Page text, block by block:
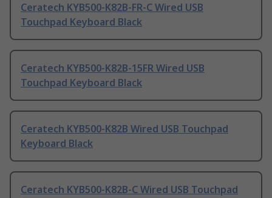
Ceratech KYB500-K82B-FR-C Wired USB
Touchpad Keyboard Black
Ceratech KYB500-K82B-15FR Wired USB
Touchpad Keyboard Black
Ceratech KYB500-K82B Wired USB Touchpad
Keyboard Black
Ceratech KYB500-K82B-C Wired USB Touchpad